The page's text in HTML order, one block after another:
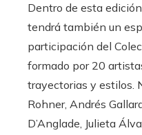
Dentro de esta
tendrá también un
participación del
formado por 20
trayectorias y estilos.
Rohner, Andrés
D’Anglade, Julieta